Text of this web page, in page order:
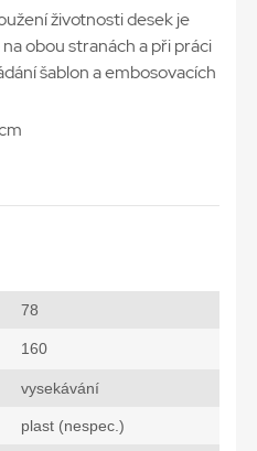
životnosti desek je
obou stranách a při práci
šablon a embosovacích
78
160
vysekávání
plast (nespec.)